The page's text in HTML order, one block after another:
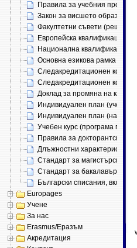
Правила за учебния процес
Закон за висшето
Факултетни съвети (решения)
Европейска
Национална
Основна езикова рамка
Следакредитационен
Следакредитационен
Доклад за промяна на
Индивидуален план (учебен)
Индивидуален план (научна
Учебен курс (програма по
Правила за докторантското
Длъжностни характеристики
Стандарт за магистърски
Стандарт за бакалавърска
Български списания,
Europages
Учене
За нас
Erasmus/Еразъм
Акредитация